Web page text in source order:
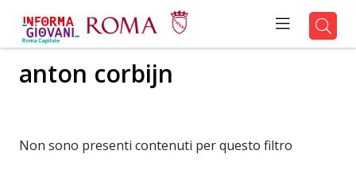
anton corbijn
Non sono presenti contenuti per questo filtro